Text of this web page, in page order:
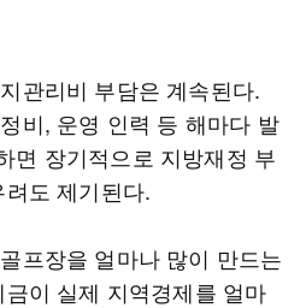
관리비 부담은 계속된다.
비, 운영 인력 등 해마다 발
면 장기적으로 지방재정 부
도 제기된다.
프장을 얼마나 많이 만드는
이 실제 지역경제를 얼마